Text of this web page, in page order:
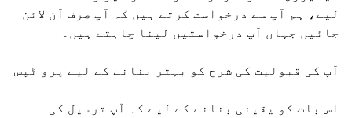
لیے، ہم آپ سے درخواست کرتے ہیں کہ آپ صرف آن لائن
جائیں جہاں آپ درخواستیں لینا چاہتے ہیں۔
آپ کی قبولیت کی شرح کو بہتر بنانے کے لیے پرو ٹپس
اس بات کو یقینی بنانے کے لیے کہ آپ ترسیل کی